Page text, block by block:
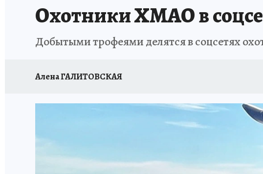
Охотники ХМАО в
Добытыми трофеями делятся в соцсетях
Алена ГАЛИТОВСКАЯ